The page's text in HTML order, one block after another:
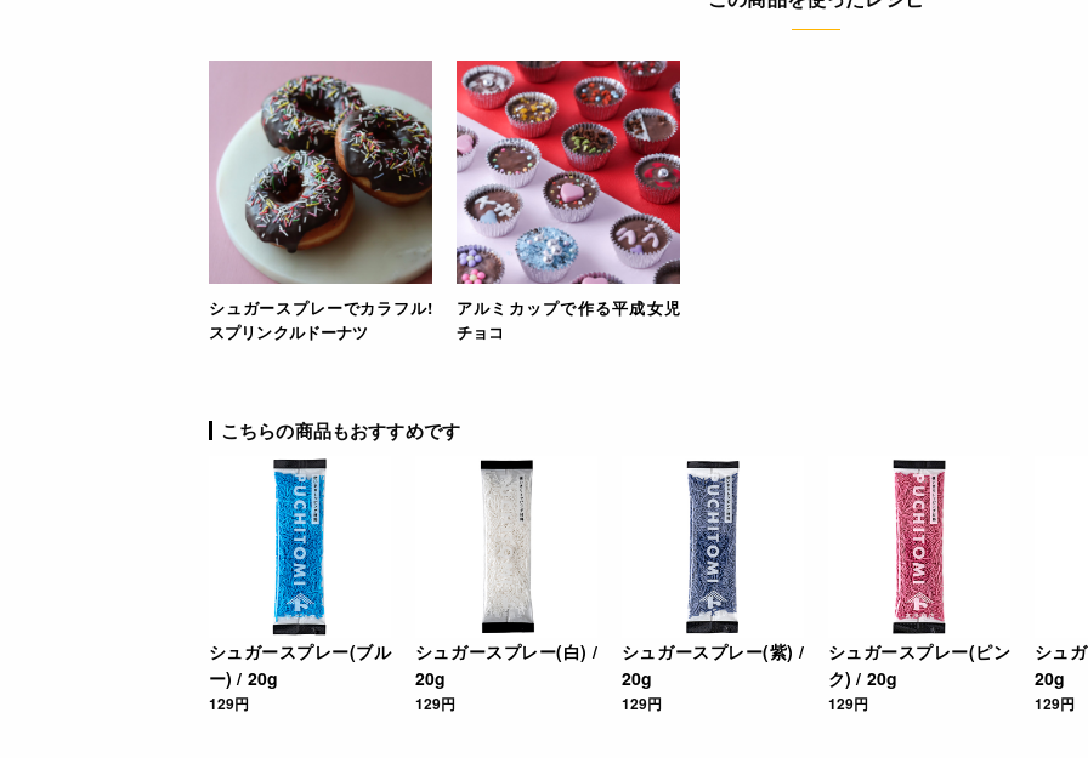
シュガースプレーでカラフル!
スプリンクルドーナツ
アルミカップで作る平成女児
チョコ
こちらの商品もおすすめです
シュガースプレー(ブル
ー) / 20g
129円
シュガースプレー(白) /
20g
129円
シュガースプレー(紫) /
20g
129円
シュガースプレー(ピン
ク) / 20g
129円
シュ
20g
129円